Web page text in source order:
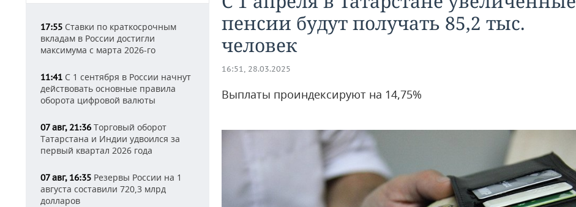
17:55 Ставки по краткосрочным
вкладам в России достигли
максимума с марта 2026-го
11:41 С 1 сентября в России начнут
действовать основные правила
оборота цифровой валюты
07 авг, 21:36 Торговый оборот
Татарстана и Индии удвоился за
первый квартал 2026 года
07 авг, 16:35 Резервы России на 1
августа составили 720,3 млрд
долларов
пенсии будут получать 85,2 тыс.
человек
16:51, 28.03.2025
Выплаты проиндексируют на 14,75%